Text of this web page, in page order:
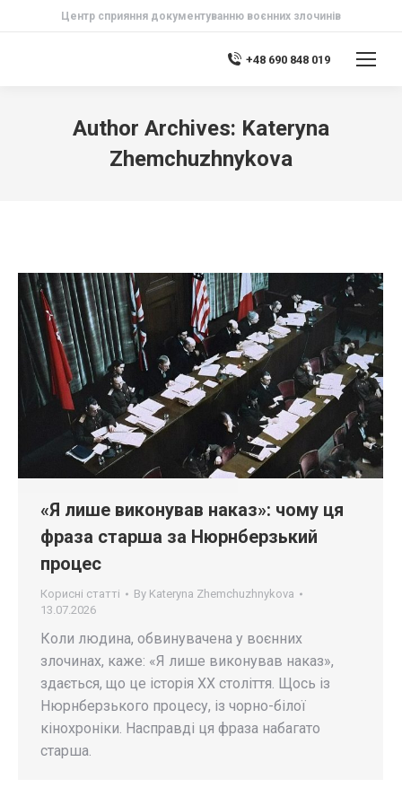
Центр сприяння документуванню воєнних злочинів
+48 690 848 019
Author Archives: Kateryna
Zhemchuzhnykova
«Я лише виконував наказ»: чому ця
фраза старша за Нюрнберзький
процес
Корисні статті By Kateryna Zhemchuzhnykova
13.07.2026
Коли людина, обвинувачена у воєнних
злочинах, каже: «Я лише виконував наказ»,
здається, що це історія ХХ століття. Щось із
Нюрнберзького процесу, із чорно-білої
кінохроніки. Насправді ця фраза набагато
старша.